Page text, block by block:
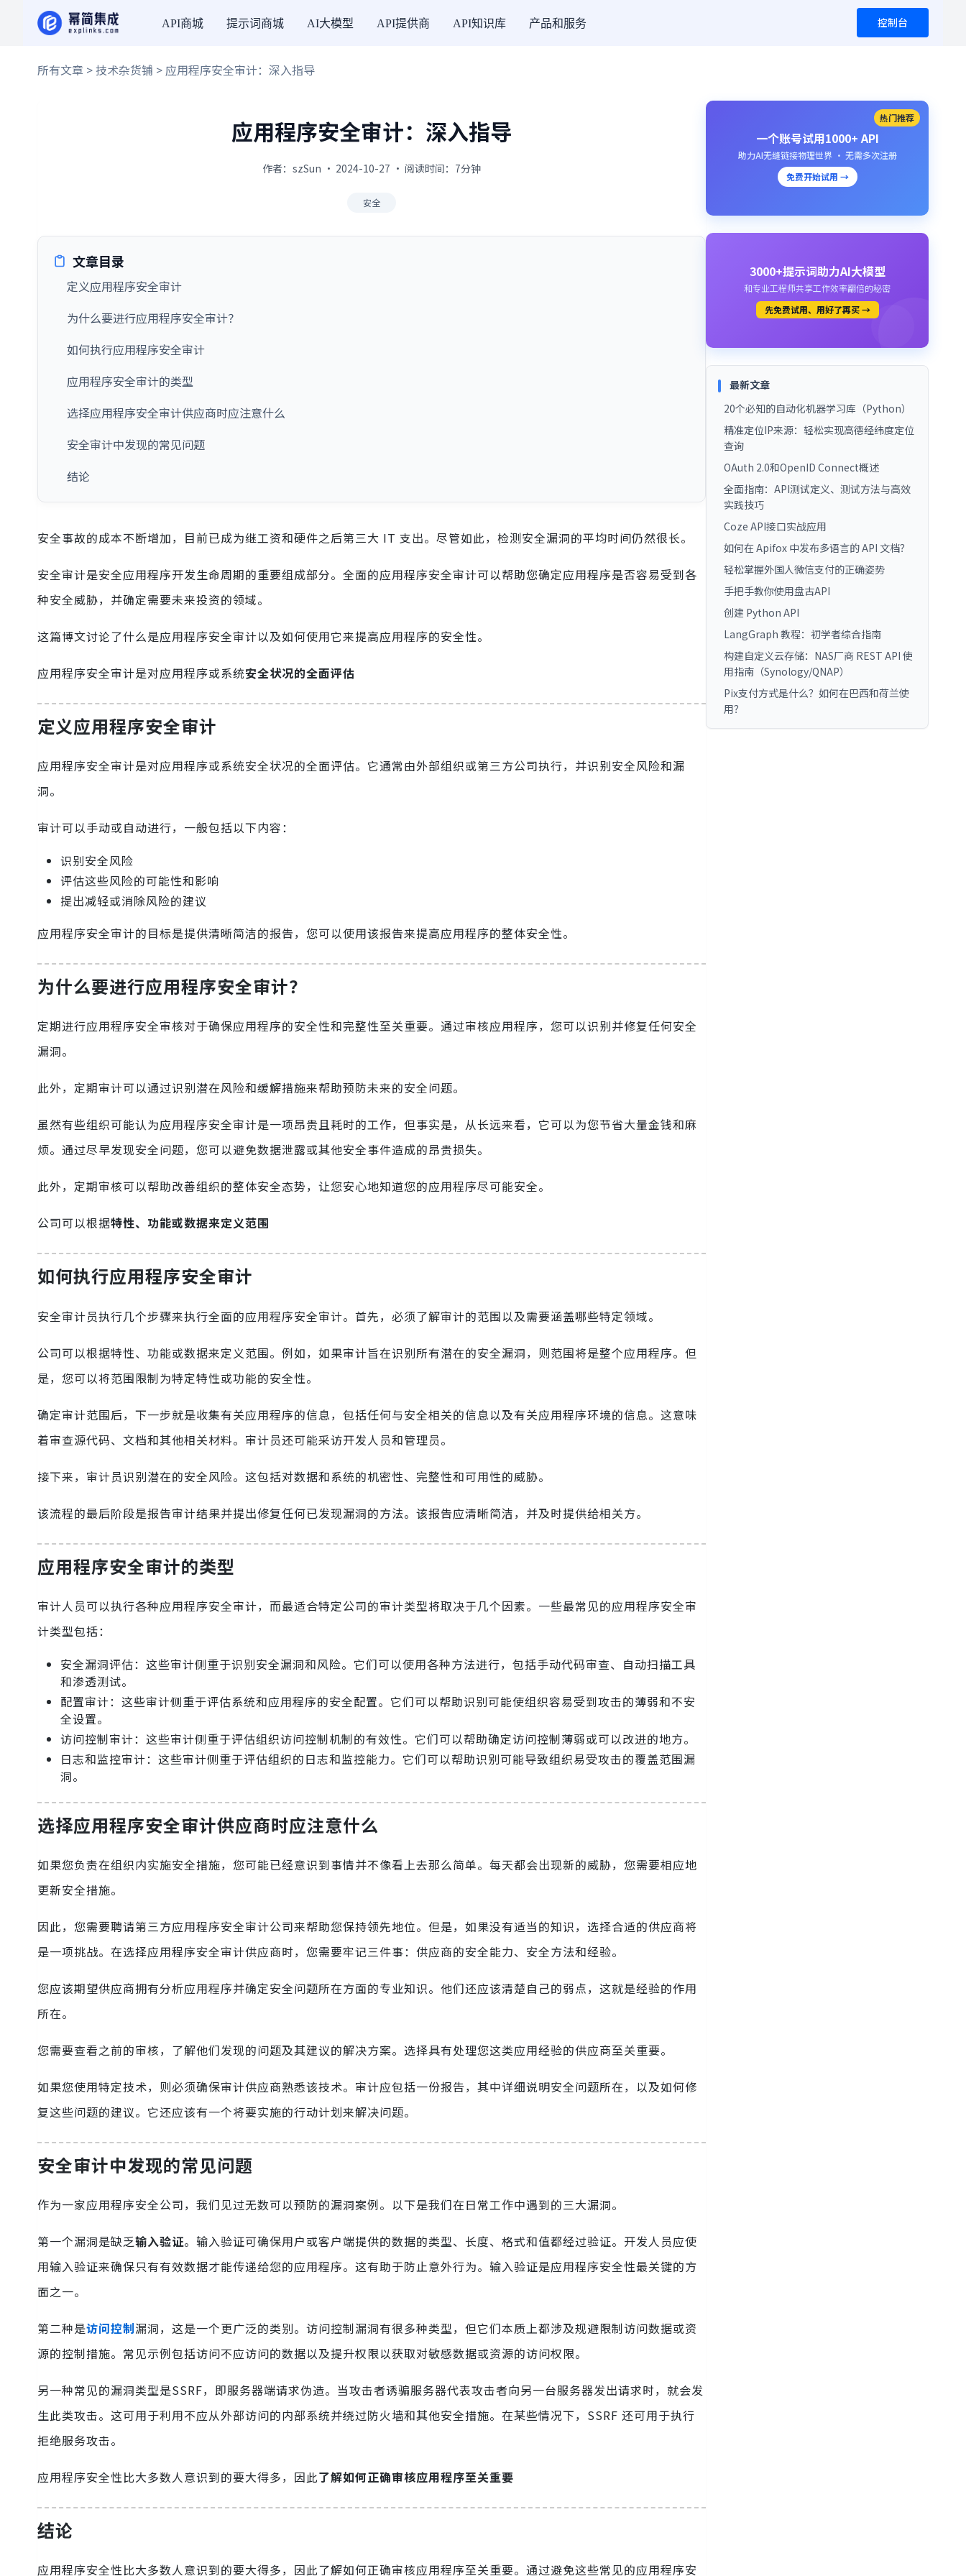
API商城 提示词商城 AI大模型 API提供商 API知识库 产品和服务 控制台
所有文章 >技术杂货铺 > 应用程序安全审计：深入指导
应用程序安全审计：深入指导
作者：szSun · 2024-10-27 · 阅读时间：7分钟
安全
文章目录
定义应用程序安全审计
为什么要进行应用程序安全审计？
如何执行应用程序安全审计
应用程序安全审计的类型
选择应用程序安全审计供应商时应注意什么
安全审计中发现的常见问题
结论
安全事故的成本不断增加，目前已成为继工资和硬件之后第三大 IT 支出。尽管如此，检测安全漏洞的平均时间仍然很长。
安全审计是安全应用程序开发生命周期的重要组成部分。全面的应用程序安全审计可以帮助您确定应用程序是否容易受到各
种安全威胁，并确定需要未来投资的领域。
这篇博文讨论了什么是应用程序安全审计以及如何使用它来提高应用程序的安全性。
应用程序安全审计是对应用程序或系统安全状况的全面评估
定义应用程序安全审计
应用程序安全审计是对应用程序或系统安全状况的全面评估。它通常由外部组织或第三方公司执行，并识别安全风险和漏
洞。
审计可以手动或自动进行，一般包括以下内容：
识别安全风险
评估这些风险的可能性和影响
提出减轻或消除风险的建议
应用程序安全审计的目标是提供清晰简洁的报告，您可以使用该报告来提高应用程序的整体安全性。
为什么要进行应用程序安全审计？
定期进行应用程序安全审核对于确保应用程序的安全性和完整性至关重要。通过审核应用程序，您可以识别并修复任何安全
漏洞。
此外，定期审计可以通过识别潜在风险和缓解措施来帮助预防未来的安全问题。
虽然有些组织可能认为应用程序安全审计是一项昂贵且耗时的工作，但事实是，从长远来看，它可以为您节省大量金钱和麻
烦。通过尽早发现安全问题，您可以避免数据泄露或其他安全事件造成的昂贵损失。
此外，定期审核可以帮助改善组织的整体安全态势，让您安心地知道您的应用程序尽可能安全。
公司可以根据特性、功能或数据来定义范围
如何执行应用程序安全审计
安全审计员执行几个步骤来执行全面的应用程序安全审计。首先，必须了解审计的范围以及需要涵盖哪些特定领域。
公司可以根据特性、功能或数据来定义范围。例如，如果审计旨在识别所有潜在的安全漏洞，则范围将是整个应用程序。但
是，您可以将范围限制为特定特性或功能的安全性。
确定审计范围后，下一步就是收集有关应用程序的信息，包括任何与安全相关的信息以及有关应用程序环境的信息。这意味
着审查源代码、文档和其他相关材料。审计员还可能采访开发人员和管理员。
接下来，审计员识别潜在的安全风险。这包括对数据和系统的机密性、完整性和可用性的威胁。
该流程的最后阶段是报告审计结果并提出修复任何已发现漏洞的方法。该报告应清晰简洁，并及时提供给相关方。
应用程序安全审计的类型
审计人员可以执行各种应用程序安全审计，而最适合特定公司的审计类型将取决于几个因素。一些最常见的应用程序安全审
计类型包括：
安全漏洞评估：这些审计侧重于识别安全漏洞和风险。它们可以使用各种方法进行，包括手动代码审查、自动扫描工具
和渗透测试。
配置审计：这些审计侧重于评估系统和应用程序的安全配置。它们可以帮助识别可能使组织容易受到攻击的薄弱和不安
全设置。
访问控制审计：这些审计侧重于评估组织访问控制机制的有效性。它们可以帮助确定访问控制薄弱或可以改进的地方。
日志和监控审计：这些审计侧重于评估组织的日志和监控能力。它们可以帮助识别可能导致组织易受攻击的覆盖范围漏
洞。
选择应用程序安全审计供应商时应注意什么
如果您负责在组织内实施安全措施，您可能已经意识到事情并不像看上去那么简单。每天都会出现新的威胁，您需要相应地
更新安全措施。
因此，您需要聘请第三方应用程序安全审计公司来帮助您保持领先地位。但是，如果没有适当的知识，选择合适的供应商将
是一项挑战。在选择应用程序安全审计供应商时，您需要牢记三件事：供应商的安全能力、安全方法和经验。
您应该期望供应商拥有分析应用程序并确定安全问题所在方面的专业知识。他们还应该清楚自己的弱点，这就是经验的作用
所在。
您需要查看之前的审核，了解他们发现的问题及其建议的解决方案。选择具有处理您这类应用经验的供应商至关重要。
如果您使用特定技术，则必须确保审计供应商熟悉该技术。审计应包括一份报告，其中详细说明安全问题所在，以及如何修
复这些问题的建议。它还应该有一个将要实施的行动计划来解决问题。
安全审计中发现的常见问题
作为一家应用程序安全公司，我们见过无数可以预防的漏洞案例。以下是我们在日常工作中遇到的三大漏洞。
第一个漏洞是缺乏输入验证。输入验证可确保用户或客户端提供的数据的类型、长度、格式和值都经过验证。开发人员应使
用输入验证来确保只有有效数据才能传递给您的应用程序。这有助于防止意外行为。输入验证是应用程序安全性最关键的方
面之一。
第二种是访问控制漏洞，这是一个更广泛的类别。访问控制漏洞有很多种类型，但它们本质上都涉及规避限制访问数据或资
源的控制措施。常见示例包括访问不应访问的数据以及提升权限以获取对敏感数据或资源的访问权限。
另一种常见的漏洞类型是SSRF，即服务器端请求伪造。当攻击者诱骗服务器代表攻击者向另一台服务器发出请求时，就会发
生此类攻击。这可用于利用不应从外部访问的内部系统并绕过防火墙和其他安全措施。在某些情况下，SSRF 还可用于执行
拒绝服务攻击。
应用程序安全性比大多数人意识到的要大得多，因此了解如何正确审核应用程序至关重要
结论
应用程序安全性比大多数人意识到的要大得多，因此了解如何正确审核应用程序至关重要。通过避免这些常见的应用程序安
热门推荐
一个账号试用1000+ API
助力AI无缝链接物理世界 · 无需多次注册
免费开始试用 →
3000+提示词助力AI大模型
和专业工程师共享工作效率翻倍的秘密
先免费试用、用好了再买 →
最新文章
20个必知的自动化机器学习库（Python）
精准定位IP来源：轻松实现高德经纬度定位
查询
OAuth 2.0和OpenID Connect概述
全面指南：API测试定义、测试方法与高效
实践技巧
Coze API接口实战应用
如何在 Apifox 中发布多语言的 API 文档？
轻松掌握外国人微信支付的正确姿势
手把手教你使用盘古API
创建 Python API
LangGraph 教程：初学者综合指南
构建自定义云存储：NAS厂商 REST API 使
用指南（Synology/QNAP）
Pix支付方式是什么？如何在巴西和荷兰使
用？